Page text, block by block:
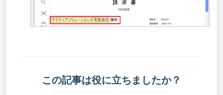
この記事は役に立ちましたか？